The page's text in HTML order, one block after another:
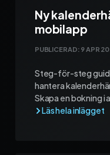
Ny
mobilapp
PUBLICERAD: 9 APR
Steg-för-steg
hantera
Skapa en bokning i